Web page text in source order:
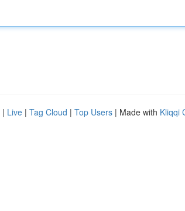
| Live | Tag Cloud | Top Users | Made with Kliqqi